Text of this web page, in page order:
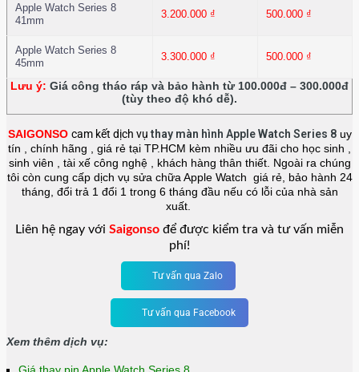
Apple Watch Series 8
41mm
3.200.000 ₫ 500.000 ₫
Apple Watch Series 8
45mm
3.300.000 ₫ 500.000 ₫
Lưu ý: Giá công tháo ráp và bảo hành từ 100.000đ – 300.000đ
(tùy theo độ khó dễ).
SAIGONSO cam kết dịch vụthay màn hình Apple Watch Series 8 uy
tín , chính hãng , giá rẻ tại TP.HCM kèm nhiều ưu đãi cho học sinh ,
sinh viên , tài xế công nghệ , khách hàng thân thiết. Ngoài ra chúng
tôi còn cung cấp dịch vụ sửa chữa Apple Watch giá rẻ, bảo hành 24
tháng, đổi trả 1 đổi 1 trong 6 tháng đầu nếu có lỗi của nhà sản
xuất.
Liên hệ ngay với Saigonso để được kiểm tra và tư vấn miễn
phí!
Tư vấn qua Zalo
Tư vấn qua Facebook
Xem thêm dịch vụ:
Giá thay pin Apple Watch Series 8